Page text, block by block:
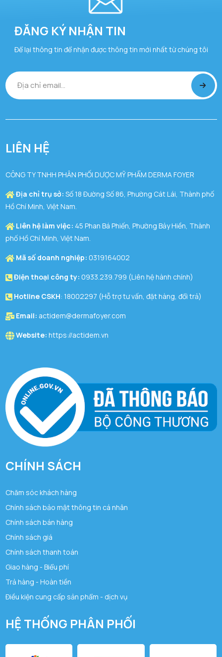
ĐĂNG KÝ NHẬN TIN
Để lại thông tin để nhận được thông tin mới nhất từ chúng tôi
LIÊN HỆ
CÔNG TY TNHH PHÂN PHỐI DƯỢC MỸ PHẨM DERMA FOYER
Địa chỉ trụ sở: Số 18 Đường Số 86, Phường Cát Lái, Thành phố
Hồ Chí Minh, Việt Nam.
Liên hệ làm việc: 45 Phan Bá Phiến, Phường Bảy Hiền, Thành
phố Hồ Chí Minh, Việt Nam.
Mã số doanh nghiệp: 0319164002
Điện thoại công ty: 0933.239.799 (Liên hệ hành chính)
Hotline CSKH: 18002297 (Hỗ trợ tư vấn, đặt hàng, đổi trả)
Email: actidem@dermafoyer.com
Website: https://actidem.vn
CHÍNH SÁCH
Chăm sóc khách hàng
Chính sách bảo mật thông tin cá nhân
Chính sách bán hàng
Chính sách giá
Chính sách thanh toán
Giao hàng - Biểu phí
Trả hàng - Hoàn tiền
Điều kiện cung cấp sản phẩm - dịch vụ
HỆ THỐNG PHÂN PHỐI